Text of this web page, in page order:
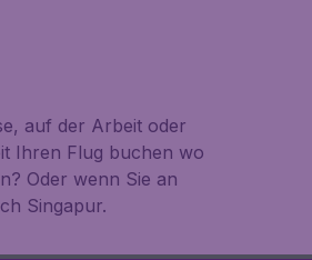
auf der Arbeit oder
Ihren Flug buchen wo
Oder wenn Sie an
Singapur.